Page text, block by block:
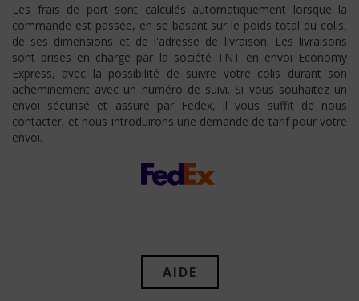
Les frais de port sont calculés automatiquement lorsque la
commande est passée, en se basant sur le poids total du colis,
de ses dimensions et de l'adresse de livraison. Les livraisons
sont prises en charge par la société TNT en envoi Economy
Express, avec la possibilité de suivre votre colis durant son
acheminement avec un numéro de suivi. Si vous souhaitez un
envoi sécurisé et assuré par Fedex, il vous suffit de nous
contacter, et nous introduirons une demande de tarif pour votre
envoi.
AIDE